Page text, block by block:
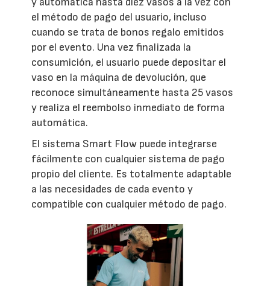
el método de pago del usuario, incluso
cuando se trata de bonos regalo emitidos
por el evento. Una vez finalizada la
consumición, el usuario puede depositar el
vaso en la máquina de devolución, que
reconoce simultáneamente hasta 25 vasos
y realiza el reembolso inmediato de forma
automática.
El sistema Smart Flow puede integrarse
fácilmente con cualquier sistema de pago
propio del cliente. Es totalmente adaptable
a las necesidades de cada evento y
compatible con cualquier método de pago.